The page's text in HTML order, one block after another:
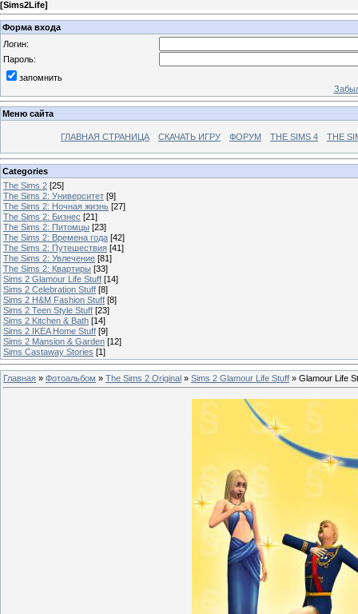
[Sims2Life]
Форма входа
Логин:
Пароль:
запомнить
Меню сайта
ГЛАВНАЯ СТРАНИЦА СКАЧАТЬ ИГРУ ФОРУМ THE SIMS 4 THE
Categories
The Sims 2 [25]
The Sims 2: Университет [9]
The Sims 2: Ночная жизнь [27]
The Sims 2: Бизнес [21]
The Sims 2: Питомцы [23]
The Sims 2: Времена года [42]
The Sims 2: Путешествия [41]
The Sims 2: Увлечение [81]
The Sims 2: Квартиры [33]
Sims 2 Glamour Life Stuff [14]
Sims 2 Celebration Stuff [8]
Sims 2 H&M Fashion Stuff [8]
Sims 2 Teen Style Stuff [23]
Sims 2 Kitchen & Bath [14]
Sims 2 IKEA Home Stuff [9]
Sims 2 Mansion & Garden [12]
Sims Castaway Stories [1]
Главная » Фотоальбом » The Sims 2 Original » Sims 2 Glamour Life Stuff » Glamour Life